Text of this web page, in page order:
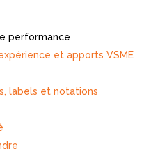
performance
et apports VSME
labels et notations